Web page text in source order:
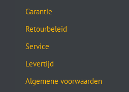
Garantie
Retourbeleid
Service
Levertijd
Algemene voorwaarden